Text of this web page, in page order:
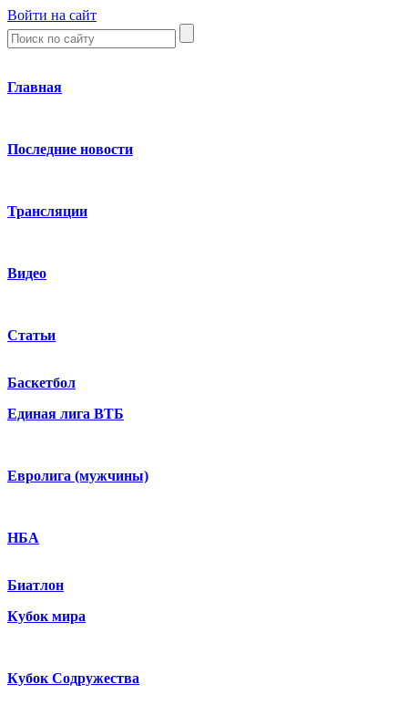
Войти на сайт
Главная
Последние новости
Трансляции
Видео
Статьи
Баскетбол
Единая лига ВТБ
Евролига (мужчины)
НБА
Биатлон
Кубок мира
Кубок Содружества